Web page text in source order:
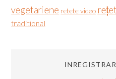
vegetariene retete video
traditional